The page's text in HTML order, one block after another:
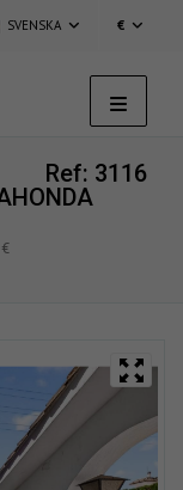
SVENSKA €
Ref: 3116